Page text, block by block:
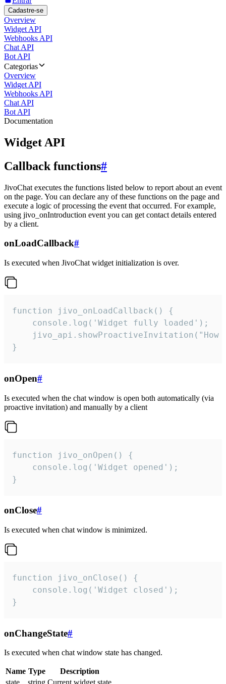
Cadastre-se
Overview
Widget API
Webhooks API
Chat API
Bot API
Categorias
Overview
Widget API
Webhooks API
Chat API
Bot API
Documentation
Widget API
Callback functions#
JivoChat executes the functions listed below to report about an event
on the page. You can declare any of these functions on the page and
execute a logic of processing the event that occurred. For example,
using jivo_onIntroduction event you can get contact details entered
by a client.
onLoadCallback#
Is executed when JivoChat widget initialization is over.
function jivo_onLoadCallback() {
    console.log('Widget fully loaded');
jivo_api.showProactiveInvitation("How
}
onOpen#
Is executed when the chat window is open both automatically (via
proactive invitation) and manually by a client
function jivo_onOpen() {
    console.log('Widget opened');
}
onClose#
Is executed when chat window is minimized.
function jivo_onClose() {
    console.log('Widget closed');
}
onChangeState#
Is executed when chat window state has changed.
Name Type
Description